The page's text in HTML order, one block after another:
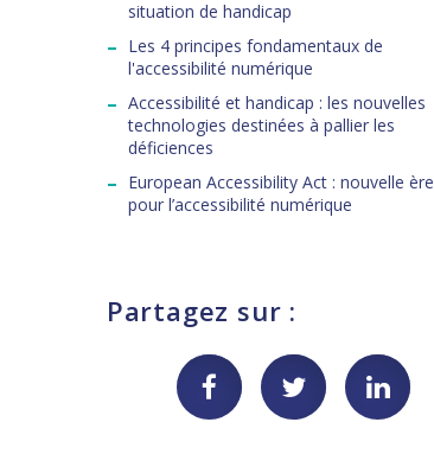
situation de handicap
Les 4 principes fondamentaux de
l'accessibilité numérique
Accessibilité et handicap : les nouvelles
technologies destinées à pallier les
déficiences
European Accessibility Act : nouvelle ère
pour l’accessibilité numérique
Partagez sur :